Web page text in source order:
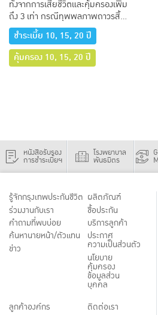
ทั้งจากการเสียชีวิตและคุ้มครองเพิ่ม
ถึง 3 เท่า กรณีทุพพลภาพถาวรสิ้น
เชิง
ชำระเบี้ย 10, 15, 20 ปี
คุ้มครอง 10, 15, 20 ปี
หนังสือรับรอง
การชำระเบี้ยฯ
โรงพยาบาล
พันธมิตร
รู้จักกรุงเทพประกันชีวิต
ร่วมงานกับเรา
คำถามที่พบบ่อย
ค้นหานายหน้า/ตัวแทน
ข่าว
ผลิตภัณฑ์
ชื้อประกัน
บริการลูกค้า
ประกาศ
ความเป็นส่วนตัว
นโยบาย
คุ้มครอง
ข้อมูลส่วน
บุคคล
ลูกค้าองค์กร
ติดต่อเรา